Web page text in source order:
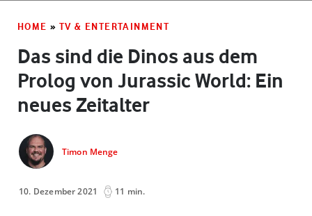
HOME » TV & ENTERTAINMENT
Das sind die Dinos aus dem
Prolog von Jurassic World: Ein
neues Zeitalter
Timon Menge
10. Dezember 2021 11 min.